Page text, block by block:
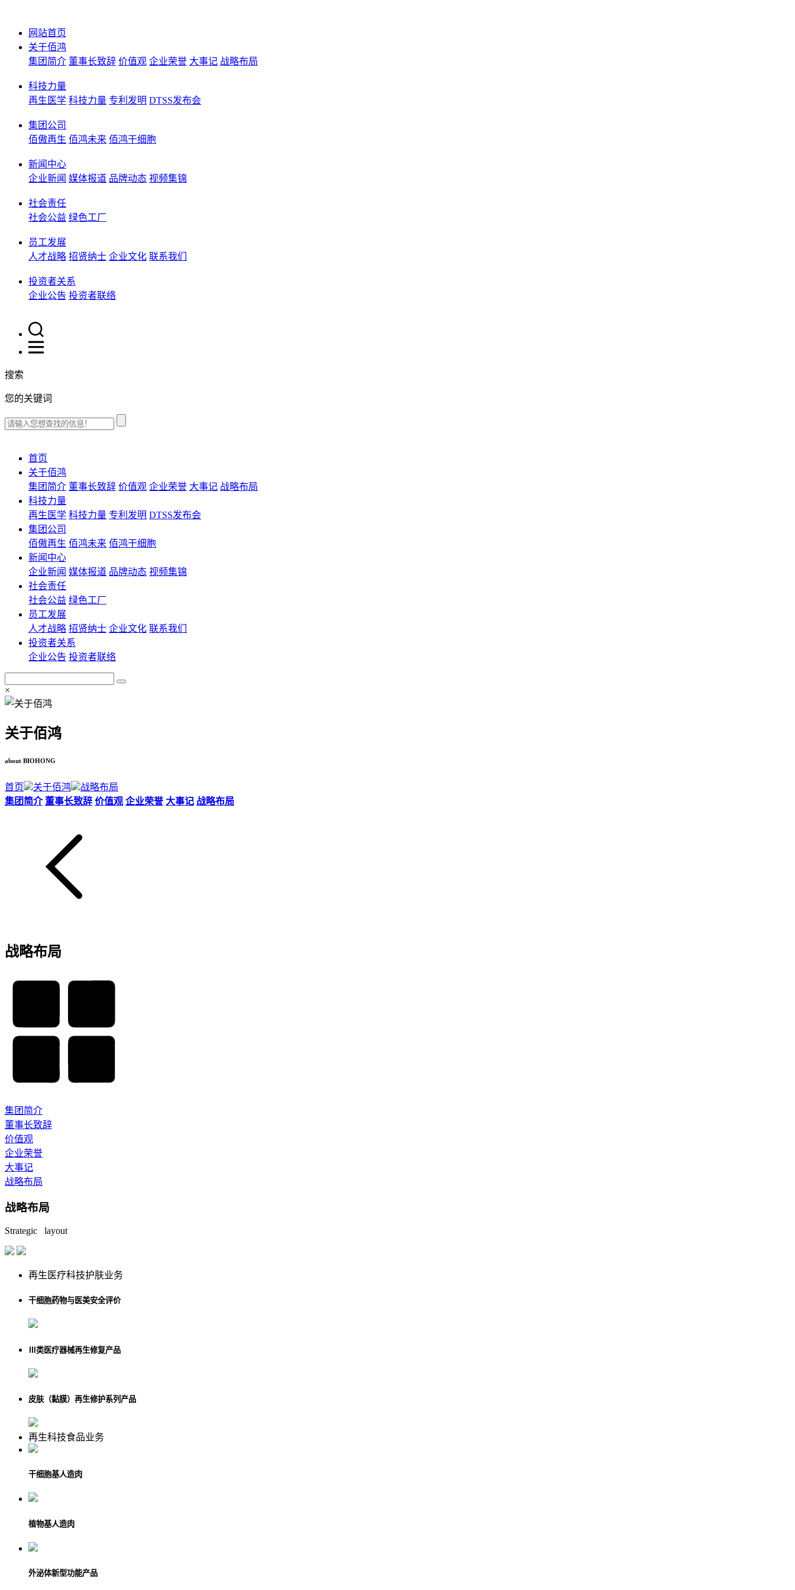
网站首页
关于佰鸿
集团简介 董事长致辞 价值观 企业荣誉 大事记 战略布局
科技力量
再生医学 科技力量 专利发明 DTSS发布会
集团公司
佰傲再生 佰鸿未来 佰鸿干细胞
新闻中心
企业新闻 媒体报道 品牌动态 视频集锦
社会责任
社会公益 绿色工厂
员工发展
人才战略 招贤纳士 企业文化 联系我们
投资者关系
企业公告 投资者联络
搜索
您的关键词
首页
关于佰鸿
集团简介 董事长致辞 价值观 企业荣誉 大事记 战略布局
科技力量
再生医学 科技力量 专利发明 DTSS发布会
集团公司
佰傲再生 佰鸿未来 佰鸿干细胞
新闻中心
企业新闻 媒体报道 品牌动态 视频集锦
社会责任
社会公益 绿色工厂
员工发展
人才战略 招贤纳士 企业文化 联系我们
投资者关系
企业公告 投资者联络
×
关于佰鸿
about BIOHONG
首页 关于佰鸿
战略布局
集团简介 董事长致辞 价值观 企业荣誉 大事记 战略布局
战略布局
集团简介
董事长致辞
价值观
企业荣誉
大事记
战略布局
战略布局
Strategic layout
再生医疗科技护肤业务
干细胞药物与医美安全评价
Ⅲ类医疗器械再生修复产品
皮肤（黏膜）再生修护系列产品
再生科技食品业务
干细胞基人造肉
植物基人造肉
外泌体新型功能产品